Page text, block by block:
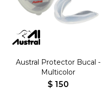
Austral Protector Bucal -
Multicolor
$ 150